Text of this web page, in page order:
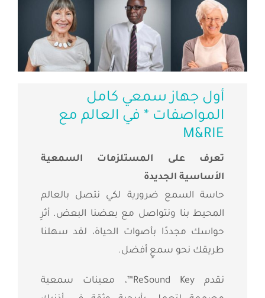
أول جهاز سمعي كامل
المواصفات * في العالم مع
M&RIE
تعرف على المستلزمات السمعية
الأساسية الجديدة
حاسة السمع ضرورية لكي نتصل بالعالم
المحيط بنا ونتواصل مع بعضنا البعض. أثرِ
حواسك مجددًا بأصوات الحياة، لقد سهلنا
طريقك نحو سمعٍ أفضل.
نقدم ReSound Key™، معينات سمعية